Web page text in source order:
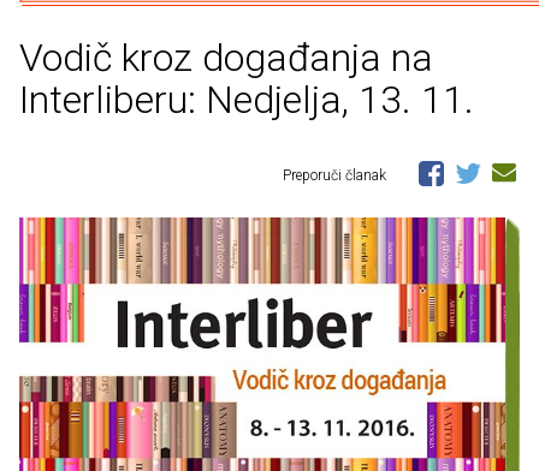
Vodič kroz događanja na
Interliberu: Nedjelja, 13. 11.
Preporuči članak